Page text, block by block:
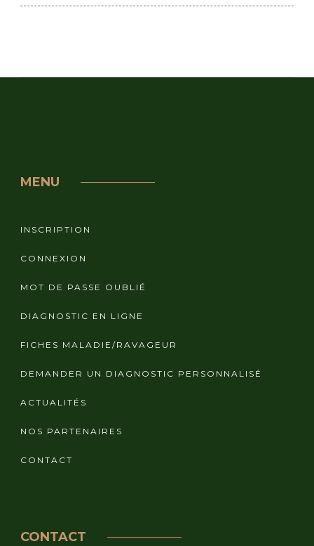
MENU
INSCRIPTION
CONNEXION
MOT DE PASSE OUBLIÉ
DIAGNOSTIC EN LIGNE
FICHES MALADIE/RAVAGEUR
DEMANDER UN DIAGNOSTIC PERSONNALISÉ
ACTUALITÉS
NOS PARTENAIRES
CONTACT
CONTACT